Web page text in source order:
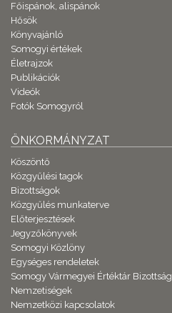
Főispánok, alispánok
Hősök
Könyvajánló
Somogyi értékek
Életrajzok
Publikációk
Videók
Fotók Somogyról
ÖNKORMÁNYZAT
Köszöntő
Közgyűlési tagok
Bizottságok
Közgyűlés munkaterve
Előterjesztések
Jegyzőkönyvek
Somogyi Közlöny
Egységes rendeletek
Somogy Vármegyei Értéktár Bizottság
Nemzetiségek
Nemzetközi kapcsolatok